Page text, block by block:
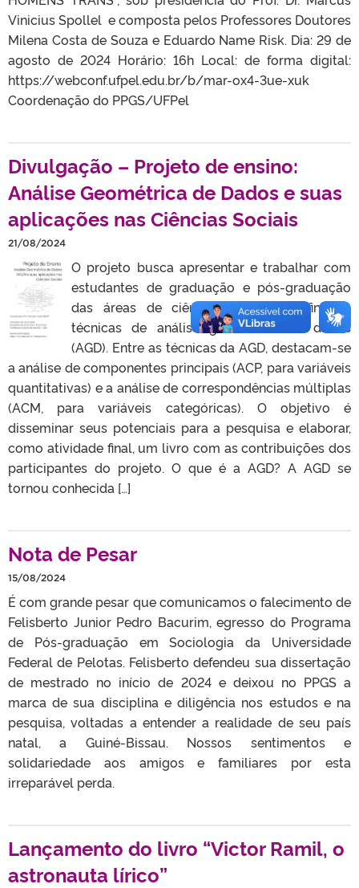
Vinicius Spollel e composta pelos Professores Doutores
Milena Costa de Souza e Eduardo Name Risk. Dia: 29 de
agosto de 2024 Horário: 16h Local: de forma digital:
https://webconf.ufpel.edu.br/b/mar-ox4-3ue-xuk
Coordenação do PPGS/UFPel
Divulgação – Projeto de ensino:
Análise Geométrica de Dados e suas
aplicações nas Ciências Sociais
21/08/2024
O projeto busca apresentar e trabalhar com
estudantes de graduação e pós-graduação
das áreas de ciências sociais e afins as
técnicas de análise geométrica de dados
(AGD). Entre as técnicas da AGD, destacam-se
a análise de componentes principais (ACP, para variáveis
quantitativas) e a análise de correspondências múltiplas
(ACM, para variáveis categóricas). O objetivo é
disseminar seus potenciais para a pesquisa e elaborar,
como atividade final, um livro com as contribuições dos
participantes do projeto. O que é a AGD? A AGD se
tornou conhecida […]
Nota de Pesar
15/08/2024
É com grande pesar que comunicamos o falecimento de
Felisberto Junior Pedro Bacurim, egresso do Programa
de Pós-graduação em Sociologia da Universidade
Federal de Pelotas. Felisberto defendeu sua dissertação
de mestrado no início de 2024 e deixou no PPGS a
marca de sua disciplina e diligência nos estudos e na
pesquisa, voltadas a entender a realidade de seu país
natal, a Guiné-Bissau. Nossos sentimentos e
solidariedade aos amigos e familiares por esta
irreparável perda.
Lançamento do livro “Victor Ramil, o
astronauta lírico”